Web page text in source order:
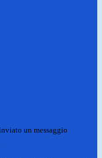
un messaggio